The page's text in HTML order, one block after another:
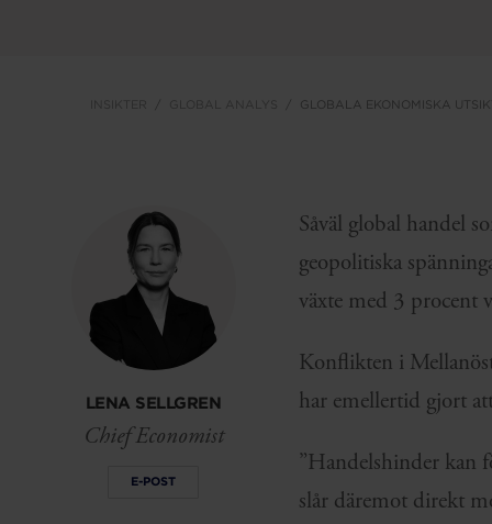
GLOBALA EKONOMISKA
LENA SELLGREN
Chief Economist
E-POST
Såväl global handel
geopolitiska
växte med 3
Konflikten i
har emellertid gjort
”Handelshinder kan
slår däremot direkt